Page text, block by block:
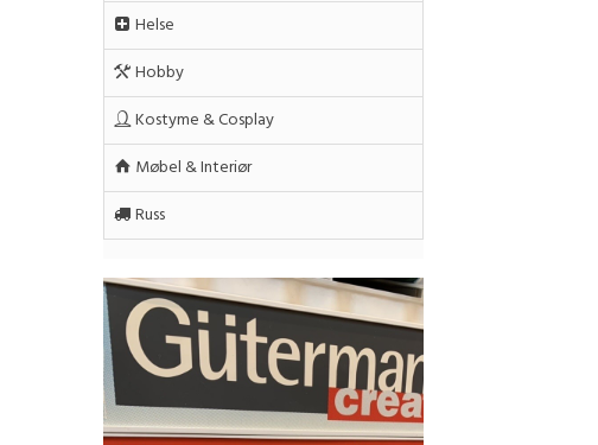
Helse
Hobby
Kostyme & Cosplay
Møbel & Interiør
Russ